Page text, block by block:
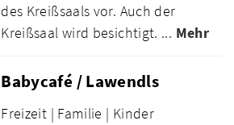
des Kreißsaals vor. Auch der
Kreißsaal wird besichtigt. ... Mehr
Babycafé / Lawendls
Freizeit | Familie | Kinder